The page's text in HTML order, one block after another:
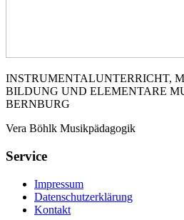
INSTRUMENTALUNTERRICHT,
BILDUNG UND ELEMENTARE
BERNBURG
Vera Böhlk Musikpädagogik
Service
Impressum
Datenschutzerklärung
Kontakt